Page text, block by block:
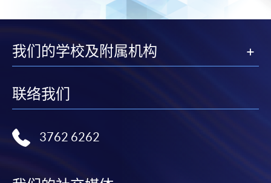
我们的学校及附属机构
联络我们
3762 6262